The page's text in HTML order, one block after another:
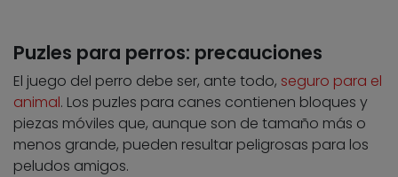
Puzles para perros: precauciones
El juego del perro debe ser, ante todo, seguro para el
animal. Los puzles para canes contienen bloques y
piezas móviles que, aunque son de tamaño más o
menos grande, pueden resultar peligrosas para los
peludos amigos.